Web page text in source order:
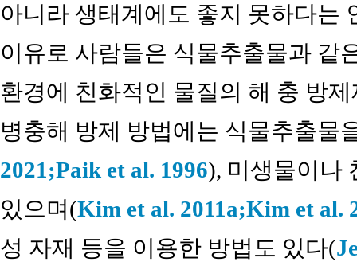
아니라 생태계에도 좋지 못하다는
이유로 사람들은 식물추출물과 같
환경에 친화적인 물질의 해 충 방
병충해 방제 방법에는 식물추출물
2021;Paik et al. 1996), 미생물이나
있으며(Kim et al. 2011a;Kim et al.
성 자재 등을 이용한 방법도 있다(